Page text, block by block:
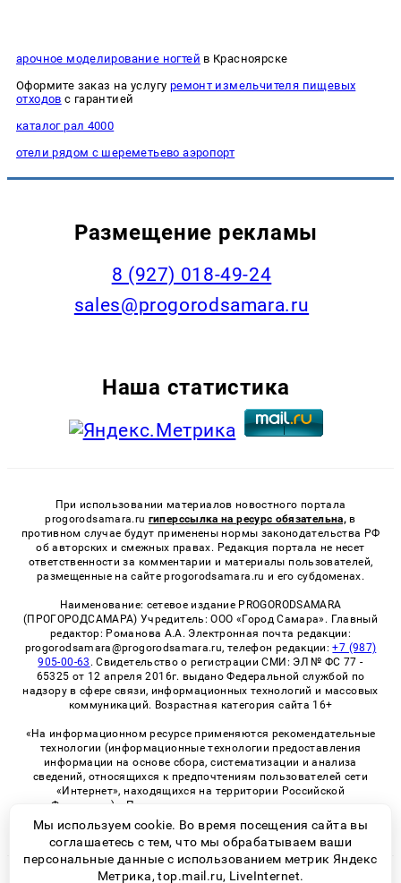
арочное моделирование ногтей в Красноярске
Оформите заказ на услугу ремонт измельчителя пищевых
отходов с гарантией
каталог рал 4000
отели рядом с шереметьево аэропорт
Размещение рекламы
8 (927) 018-49-24
sales@progorodsamara.ru
Наша статистика
При использовании материалов новостного портала
progorodsamara.ru гиперссылка на ресурс обязательна, в
противном случае будут применены нормы законодательства РФ
об авторских и смежных правах. Редакция портала не несет
ответственности за комментарии и материалы пользователей,
размещенные на сайте progorodsamara.ru и его субдоменах.
Наименование: сетевое издание PROGORODSAMARA
(ПРОГОРОДСАМАРА) Учредитель: ООО «Город Самара». Главный
редактор: Романова А.А. Электронная почта редакции:
progorodsamara@progorodsamara.ru, телефон редакции:+7 (987)
905-00-63 . Свидетельство о регистрации СМИ: ЭЛ № ФС 77 -
65325 от 12 апреля 2016г. выдано Федеральной службой по
надзору в сфере связи, информационных технологий и массовых
коммуникаций. Возрастная категория сайта 16+
«На информационном ресурсе применяются рекомендательные
технологии (информационные технологии предоставления
информации на основе сбора, систематизации и анализа
сведений, относящихся к предпочтениям пользователей сети
«Интернет», находящихся на территории Российской
Федерации)». Правила применения рекомендательных
технологий в виджетах рекламно-обменной сети
«СМИ2» (PDF)
© 2026 «ProGorodSamara» | Все права защищены
Мы используем cookie. Во время посещения сайта вы
соглашаетесь с тем, что мы обрабатываем ваши
персональные данные с использованием метрик Яндекс
Метрика, top.mail.ru, LiveInternet.